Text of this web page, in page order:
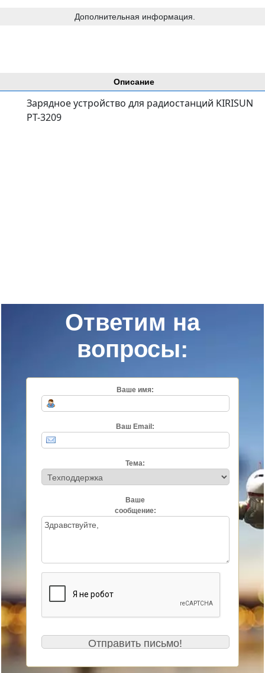
Описание
Зарядное устройство для радиостанций KIRISUN
PT-3209
Дополнительная информация.
Ответим на
вопросы:
Ваше имя:
Ваш Email:
Тема:
Ваше
сообщение: